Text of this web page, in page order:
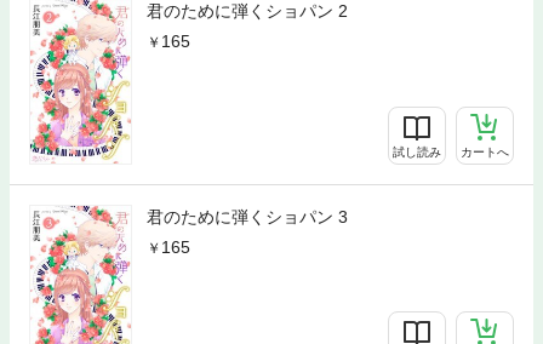
君のために弾くショパン 2
165
試し読み カートへ
君のために弾くショパン 3
165